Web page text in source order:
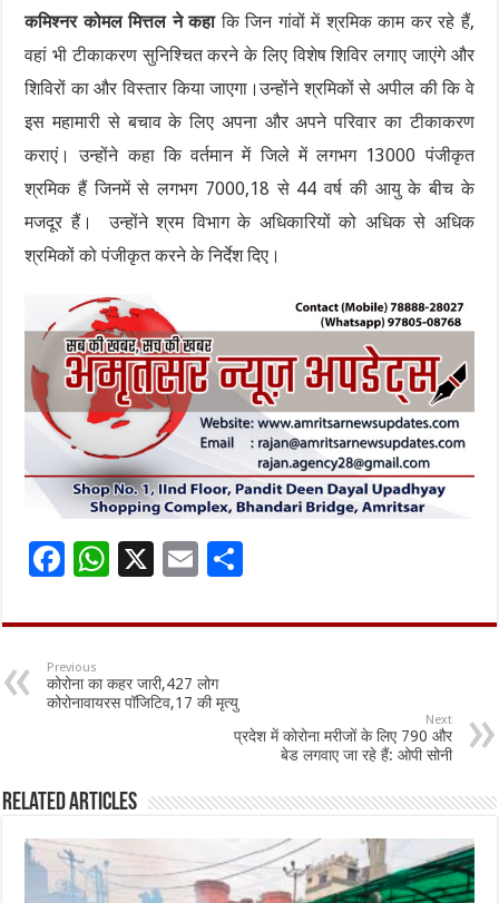
कमिश्नर कोमल मित्तल ने कहाकि जिन गांवों में श्रमिक काम कर रहे हैं,
वहां भी टीकाकरण सुनिश्चित करने के लिए विशेष शिविर लगाए जाएंगे और
शिविरों का और विस्तार किया जाएगा।उन्होंने श्रमिकों से अपील की कि वे
इस महामारी से बचाव के लिए अपना और अपने परिवार का टीकाकरण
कराएं। उन्होंने कहा कि वर्तमान में जिले में लगभग 13000 पंजीकृत
श्रमिक हैं जिनमें से लगभग 7000,18 से 44 वर्ष की आयु के बीच के
मजदूर हैं। उन्होंने श्रम विभाग के अधिकारियों को अधिक से अधिक
श्रमिकों को पंजीकृत करने के निर्देश दिए।
F
e
b
o
W
at
p
X
E
ai
l
ar
Previous
कोरोना का कहर जारी,427 लोग
कोरोनावायरस पॉजिटिव,17 की मृत्यु
Next
प्रदेश में कोरोना मरीजों के लिए 790 और
बेड लगवाए जा रहे हैं: ओपी सोनी
Related Articles